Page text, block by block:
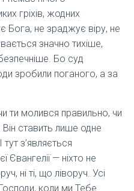
гріхів, жодних
Бога, не зраджує віру, не
значно тихіше,
Бо суд
зробили поганого, а за
ти молився правильно, чи
ставить лише одне
з’являється
Євангелії — ніхто не
ні ті, що ліворуч. Усі
коли ми Тебе